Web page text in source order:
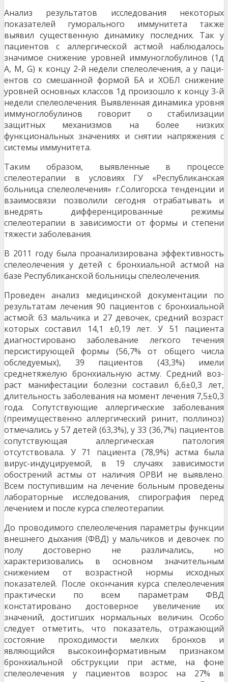
Анализ результатов исследования некоторых
показателей гуморального иммунитета также
выявил существенную динамику последних. Так у
пациентов с аллергической астмой наблюдалось
значи­мое снижение уровней иммуноглобулинов (1д
А, М, G) к концу 2-й недели спелеолечения, а у паци­
ентов со смешанной формой БА и ХОБЛ снижение
уровней основных классов 1д произошло к концу 3-й
недели спелеолечения. Выявленная динамика уровня
иммуноглобулинов говорит о стабилиза­ции
защитных механизмов на более низких
функциональных значениях и снятии напряжения с
сис­темы иммунитета.
Таким образом, выявленные в процессе
спелеотерапии в условиях ГУ «Республиканская
больница спелеолечения» г.Солигорска тенденции и
взаимосвязи позволили сегодня отрабатывать и
внед­рять дифференцированные режимы
спелеотерапии в зависимости от формы и степени
тяжести за­болевания.
В 2011 году была проанализирована эффективность
спелеолечения у детей с бронхиальной аст­мой на
базе Республиканской больницы спелеолечения.
Проведен анализ медицинской документации по
результатам лечения 90 пациентов с бронхиаль­ной
астмой: 63 мальчика и 27 девочек, средний возраст
которых составил 14,1 ±0,19 лет. У 51 паци­ента
диагностировано заболевание легкого течения
персистирующей формы (56,7% от общего чис­ла
обследуемых), 39 пациентов (43,3%) имели
среднетяжелую бронхиальную астму. Средний воз­
раст манифестации болезни составил 6,6±0,3 лет,
длительность заболевания на момент лечения 7,5±0,3
года. Сопутствующие аллергические заболевания
(преимущественно аллергический ринит, поллиноз)
отмечались у 57 детей (63,3%), у 33 (36,7%) пациентов
сопутствующая аллергическая патология
отсутствовала. У 71 пациента (78,9%) астма была
вирус-индуцируемой, в 19 случаях зависимости
обострений астмы от наличия ОРВИ не выявлено.
Всем поступившим на лечение бо­льным проведены
лабораторные исследования, спирография перед
лечением и после курса спе­леотерапии.
До проводимого спелеолечения параметры функции
внешнего дыхания (ФВД) у мальчиков и дево­чек по
полу достоверно не различались, но
характеризовались в основном значительным
снижени­ем от возрастной нормы исходных
показателей. После окончания курса спелеолечения
практически по всем параметрам ФВД
констатировано достоверное увеличение их
значений, достигших норма­льных величин. Особо
следует отметить, что показатель, отражающий
состояние проходимости мелких бронхов и
являющийся высокоинформативным признаком
бронхиальной обструкции при ас­тме, на фоне
спелеолечения у пациентов возрос на 27% в